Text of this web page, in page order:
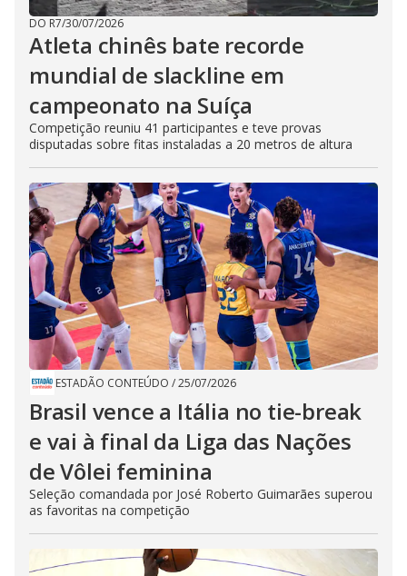
DO R7/30/07/2026
Atleta chinês bate recorde
mundial de slackline em
campeonato na Suíça
Competição reuniu 41 participantes e teve provas
disputadas sobre fitas instaladas a 20 metros de altura
ESTADÃO CONTEÚDO /25/07/2026
Brasil vence a Itália no tie-break
e vai à final da Liga das Nações
de Vôlei feminina
Seleção comandada por José Roberto Guimarães superou
as favoritas na competição